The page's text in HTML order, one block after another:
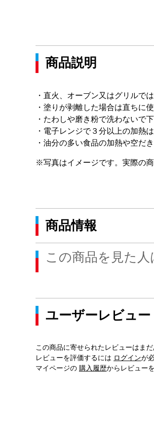
商品説明
・直火、オーブン又はグリルで
・塗りが剥離した場合は直ちに
・たわしや磨き粉で洗わないで下
・電子レンジで３分以上の加熱
・油分の多い食品の加熱や空だ
※写真はイメージです。実際の
商品情報
この商品を見た
ユーザーレビュー
この商品に寄せられたレビューはまだ
レビューを評価するには ログインが
マイページの 購入履歴からレビュー